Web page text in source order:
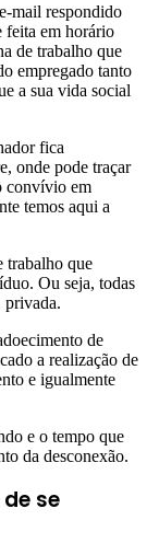
mail respondido
feita em horário
de trabalho que
empregado tanto
a sua vida social
fica
onde pode traçar
convívio em
temos aqui a
trabalho que
Ou seja, todas
privada.
de
a realização de
e igualmente
e o tempo que
da desconexão.
se